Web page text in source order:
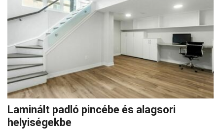
Laminált padló pincébe és alagsori
helyiségekbe